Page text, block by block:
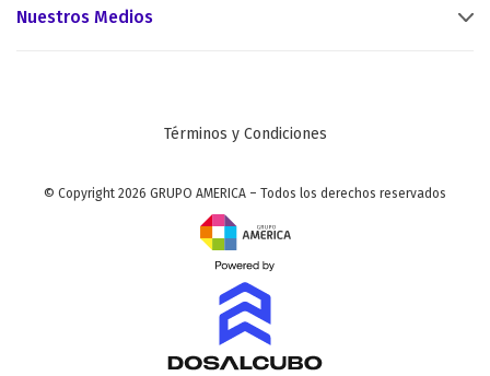
Nuestros Medios
Términos y Condiciones
© Copyright 2026 GRUPO AMERICA – Todos los derechos reservados